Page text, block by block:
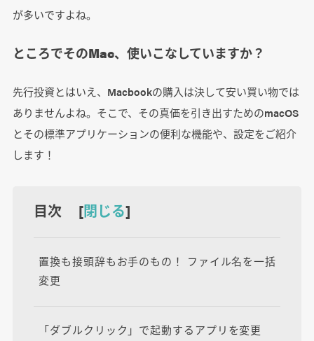
が多いですよね。
ところでそのMac、使いこなしていますか？
先行投資とはいえ、Macbookの購入は決して安い買い物では
ありませんよね。そこで、その真価を引き出すためのmacOS
とその標準アプリケーションの便利な機能や、設定をご紹介
します！
目次 [閉じる]
置換も接頭辞もお手のもの！ ファイル名を一括
変更
「ダブルクリック」で起動するアプリを変更